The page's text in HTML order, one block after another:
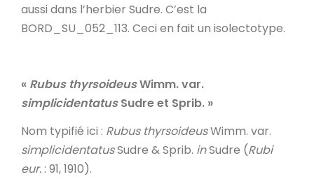
aussi dans l’herbier Sudre. C’est la
BORD_SU_052_113. Ceci en fait un isolectotype.
« Rubus thyrsoideusWimm. var.
simplicidentatusSudre et Sprib. »
Nom typifié ici : Rubus thyrsoideusWimm. var.
simplicidentatusSudre & Sprib. inSudre (Rubi
eur. : 91, 1910).